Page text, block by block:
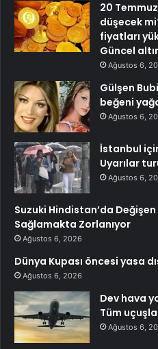
20
düşecek
fiyatları
Güncel
Ağustos 6,
Gülşen
beğeni
Ağustos 6,
İstanbul
Uyarılar
Ağustos 6,
Suzuki Hindistan’da
Sağlamakta Zorlanıyor
Ağustos 6, 2026
Dünya Kupası öncesi yasa
Ağustos 6, 2026
Dev hava
Tüm
Ağustos 6,